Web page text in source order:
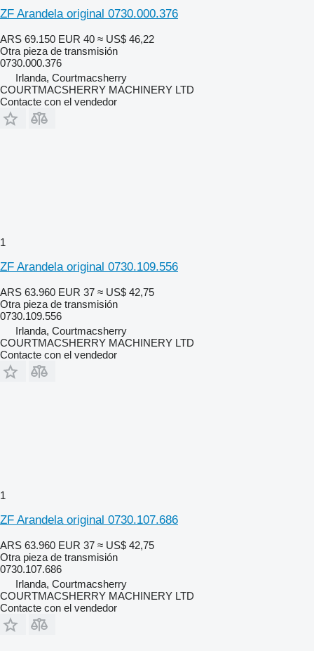
ZF Arandela original 0730.000.376
ARS 69.150 EUR 40 ≈ US$ 46,22
Otra pieza de transmisión
0730.000.376
Irlanda, Courtmacsherry
COURTMACSHERRY MACHINERY LTD
Contacte con el vendedor
1
ZF Arandela original 0730.109.556
ARS 63.960 EUR 37 ≈ US$ 42,75
Otra pieza de transmisión
0730.109.556
Irlanda, Courtmacsherry
COURTMACSHERRY MACHINERY LTD
Contacte con el vendedor
1
ZF Arandela original 0730.107.686
ARS 63.960 EUR 37 ≈ US$ 42,75
Otra pieza de transmisión
0730.107.686
Irlanda, Courtmacsherry
COURTMACSHERRY MACHINERY LTD
Contacte con el vendedor